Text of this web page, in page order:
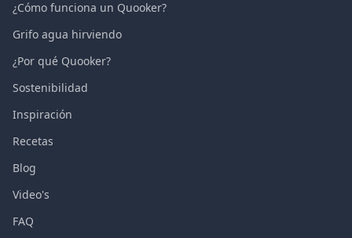
¿Cómo funciona un Quooker?
Grifo agua hirviendo
¿Por qué Quooker?
Sostenibilidad
Inspiración
Recetas
Blog
Video's
FAQ